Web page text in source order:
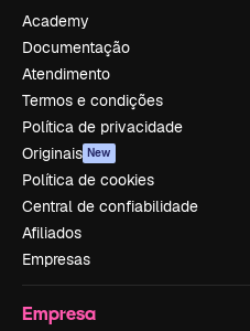
Academy
Documentação
Atendimento
Termos e condições
Política de privacidade
Originais New
Política de cookies
Central de confiabilidade
Afiliados
Empresas
Empresa